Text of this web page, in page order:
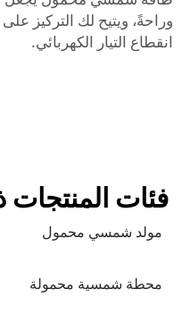
وراحةً، ويتيح لك التركيز
انقطاع التيار الكهربائي.
فئات المنتجات
مولد شمسي محمول
محطة شمسية محمولة